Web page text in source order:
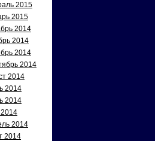
2015
2015
2014
2014
2014
2014
2014
2014
2014
2014
2014